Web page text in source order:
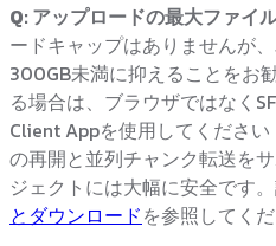
Q: アップロードの最大ファイ
ードキャップはありませんが
300GB未満に抑えることをお
る場合は、ブラウザではなく
Client Appを使用してくださ
の再開と並列チャンク転送を
ジェクトには大幅に安全です
とダウンロードを参照してくだ